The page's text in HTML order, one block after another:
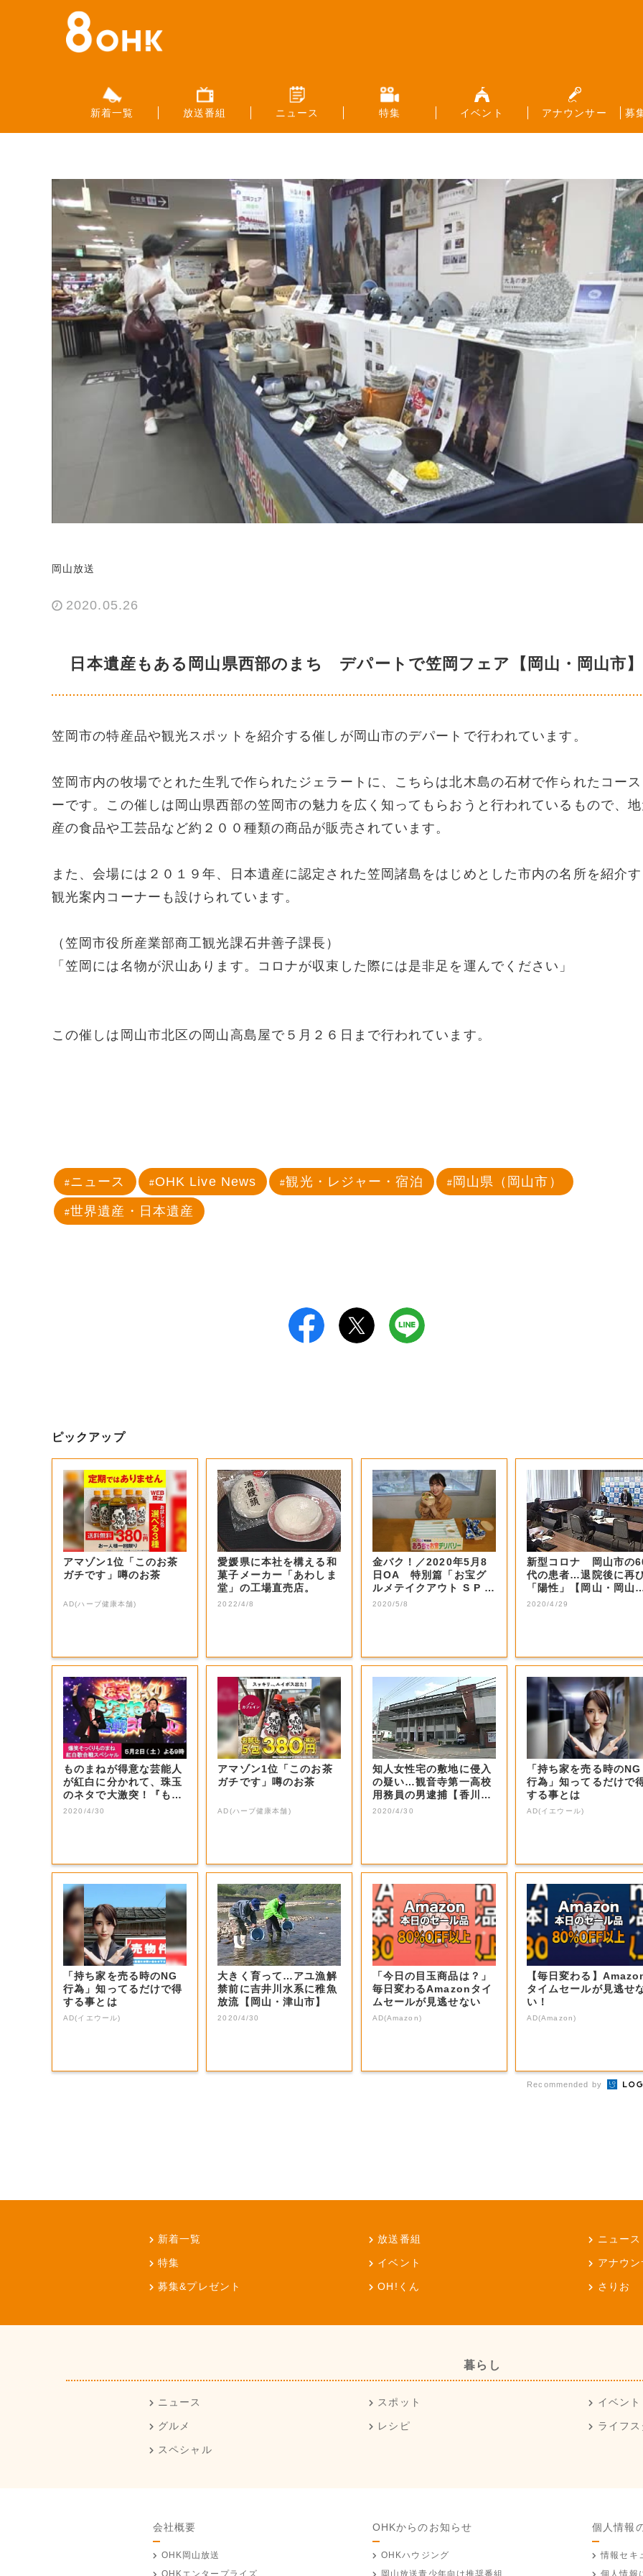
新着一覧 放送番組 ニュース 特集 イベント アナウンサー 募
岡山放送
2020.05.26
日本遺産もある岡山県西部のまち デパートで笠岡フェア【岡山・岡山市】
笠岡市の特産品や観光スポットを紹介する催しが岡山市のデパートで行われています。
笠岡市内の牧場でとれた生乳で作られたジェラートに、こちらは北木島の石材で作られたコー
ーです。この催しは岡山県西部の笠岡市の魅力を広く知ってもらおうと行われているもので、
産の食品や工芸品など約２００種類の商品が販売されています。
また、会場には２０１９年、日本遺産に認定された笠岡諸島をはじめとした市内の名所を紹介
観光案内コーナーも設けられています。
（笠岡市役所産業部商工観光課石井善子課長）
「笠岡には名物が沢山あります。コロナが収束した際には是非足を運んでください」
この催しは岡山市北区の岡山高島屋で５月２６日まで行われています。
ニュース OHK Live News 観光・レジャー・宿泊 岡山県（岡山市）
世界遺産・日本遺産
ピックアップ
アマゾン1位「このお茶
ガチです」噂のお茶
AD(ハーブ健康本舗)
愛媛県に本社を構える和
菓子メーカー「あわしま
堂」の工場直売店。
2022/4/8
金バク！／2020年5月8
日OA 特別篇「お宝グ
ルメテイクアウト S P 第
二弾...
2020/5/8
新型コロナ 岡山市の
代の患者…退院後に再
「陽性」【岡山・岡山
市】
2020/4/29
ものまねが得意な芸能人
が紅白に分かれて、珠玉
のネタで大激突！『もの
まね紅白』でし...
2020/4/30
アマゾン1位「このお茶
ガチです」噂のお茶
AD(ハーブ健康本舗)
知人女性宅の敷地に侵入
の疑い…観音寺第一高校
用務員の男逮捕【香川・
観音寺市】
2020/4/30
「持ち家を売る時のNG
行為」知ってるだけで
する事とは
AD(イエウール)
「持ち家を売る時のNG
行為」知ってるだけで得
する事とは
AD(イエウール)
大きく育って…アユ漁解
禁前に吉井川水系に稚魚
放流【岡山・津山市】
2020/4/30
「今日の目玉商品は？」
毎日変わるAmazonタイ
ムセールが見逃せない
AD(Amazon)
【毎日変わる】
タイムセールが見逃せ
い！
AD(Amazon)
Recommended by
新着一覧 放送番組 ニュース
特集 イベント アナウ
募集&プレゼント OH!くん さりお
暮らし
ニュース スポット イベント
グルメ レシピ ライフ
スペシャル
会社概要
OHK岡山放送
OHKからのお知らせ
OHKハウジング
個人情報
情報セキ